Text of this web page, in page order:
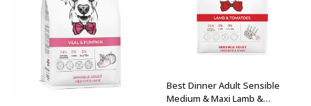
Best Dinner Adult Sensible
Medium & Maxi Lamb &